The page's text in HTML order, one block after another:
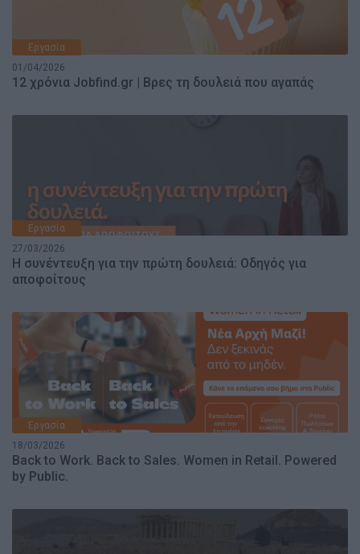
Εργασία
01/04/2026
12 χρόνια Jobfind.gr | Βρες τη δουλειά που αγαπάς
Εργασία
27/03/2026
H συνέντευξη για την πρώτη δουλειά: Οδηγός για
αποφοίτους
Εργασία
18/03/2026
Back to Work. Back to Sales. Women in Retail. Powered
by Public.